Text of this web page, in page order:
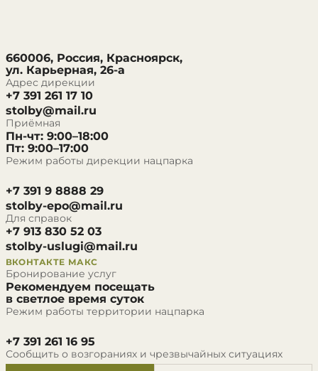
660006, Россия, Красноярск,
ул. Карьерная, 26-а
Адрес дирекции
+7 391 261 17 10
stolby@mail.ru
Приёмная
Пн-чт: 9:00–18:00
Пт: 9:00–17:00
Режим работы дирекции нацпарка
+7 391 9 8888 29
stolby-epo@mail.ru
Для справок
+7 913 830 52 03
stolby-uslugi@mail.ru
ВКОНТАКТЕ МАКС
Бронирование услуг
Рекомендуем посещать
в светлое время суток
Режим работы территории нацпарка
+7 391 261 16 95
Сообщить о возгораниях и чрезвычайных ситуациях